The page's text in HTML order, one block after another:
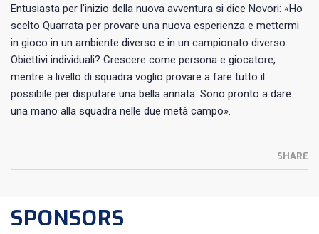
Entusiasta per l’inizio della nuova avventura si dice Novori: «Ho
scelto Quarrata per provare una nuova esperienza e mettermi
in gioco in un ambiente diverso e in un campionato diverso.
Obiettivi individuali? Crescere come persona e giocatore,
mentre a livello di squadra voglio provare a fare tutto il
possibile per disputare una bella annata. Sono pronto a dare
una mano alla squadra nelle due metà campo».
SHARE
SPONSORS